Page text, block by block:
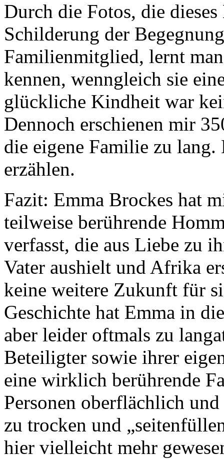
Durch die Fotos, die
Schilderung der
Familienmitglied, lernt
kennen, wenngleich sie
glückliche Kindheit war
Dennoch erschienen mir
die eigene Familie zu
erzählen.
Fazit: Emma Brockes hat
teilweise berührende
verfasst, die aus Liebe zu
Vater aushielt und Afrika
keine weitere Zukunft für
Geschichte hat Emma in
aber leider oftmals zu
Beteiligter sowie ihrer
eine wirklich berührende
Personen oberflächlich
zu trocken und
hier vielleicht mehr